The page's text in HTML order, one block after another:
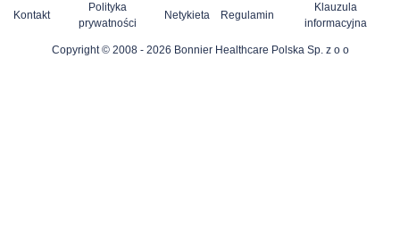
Kontakt
Polityka
prywatności
Netykieta Regulamin
Klauzula
informacyjna
Copyright © 2008 - 2026 Bonnier Healthcare Polska Sp. z o o